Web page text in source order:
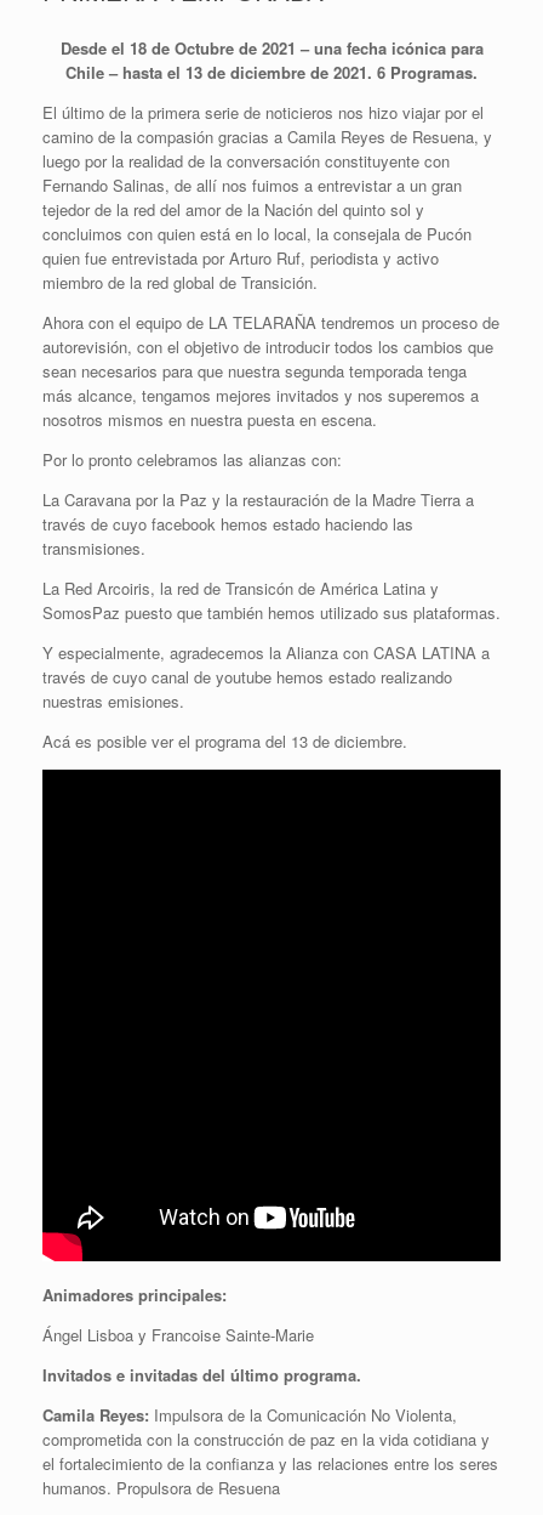
Desde el 18 de Octubre de 2021 – una fecha icónica para
Chile – hasta el 13 de diciembre de 2021. 6 Programas.
El último de la primera serie de noticieros nos hizo viajar por el
camino de la compasión gracias a Camila Reyes de Resuena, y
luego por la realidad de la conversación constituyente con
Fernando Salinas, de allí nos fuimos a entrevistar a un gran
tejedor de la red del amor de la Nación del quinto sol y
concluimos con quien está en lo local, la consejala de Pucón
quien fue entrevistada por Arturo Ruf, periodista y activo
miembro de la red global de Transición.
Ahora con el equipo de LA TELARAÑA tendremos un proceso de
autorevisión, con el objetivo de introducir todos los cambios que
sean necesarios para que nuestra segunda temporada tenga
más alcance, tengamos mejores invitados y nos superemos a
nosotros mismos en nuestra puesta en escena.
Por lo pronto celebramos las alianzas con:
La Caravana por la Paz y la restauración de la Madre Tierra a
través de cuyo facebook hemos estado haciendo las
transmisiones.
La Red Arcoiris, la red de Transicón de América Latina y
SomosPaz puesto que también hemos utilizado sus plataformas.
Y especialmente, agradecemos la Alianza con CASA LATINA a
través de cuyo canal de youtube hemos estado realizando
nuestras emisiones.
Acá es posible ver el programa del 13 de diciembre.
Animadores principales:
Ángel Lisboa y Francoise Sainte-Marie
Invitados e invitadas del último programa.
Camila Reyes: Impulsora de la Comunicación No Violenta,
comprometida con la construcción de paz en la vida cotidiana y
el fortalecimiento de la confianza y las relaciones entre los seres
humanos. Propulsora de Resuena